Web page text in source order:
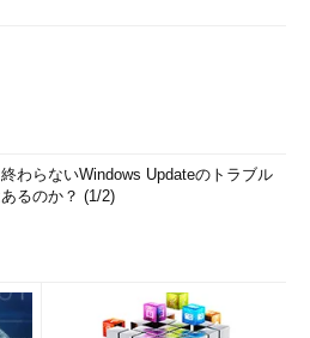
わらないWindows Updateのトラブル
るのか？ (1/2)